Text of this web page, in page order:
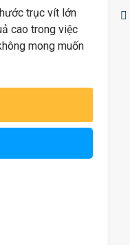
trục vít lớn
cao trong việc
mong muốn